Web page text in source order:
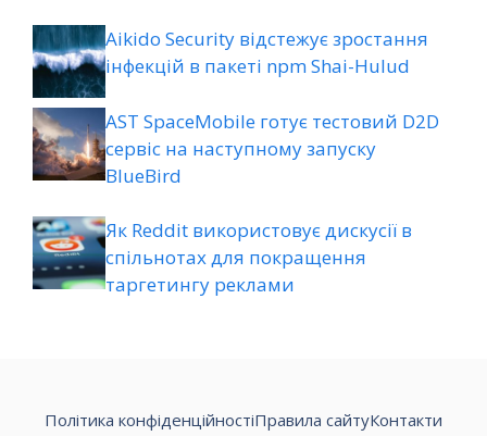
Aikido Security відстежує зростання
інфекцій в пакеті npm Shai-Hulud
AST SpaceMobile готує тестовий D2D
сервіс на наступному запуску
BlueBird
Як Reddit використовує дискусії в
спільнотах для покращення
таргетингу реклами
Політика конфіденційностіПравила сайтуКонтакти